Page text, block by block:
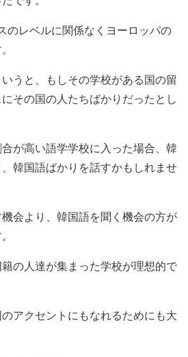
のレベルに関係なくヨーロッパの
うと、もしその学校がある国の留
その国の人たちばかりだったとし
が高い語学学校に入った場合、韓
韓国語ばかりを話すかもしれませ
会より、韓国語を聞く機会の方が
の人達が集まった学校が理想的で
アクセントにもなれるためにも大